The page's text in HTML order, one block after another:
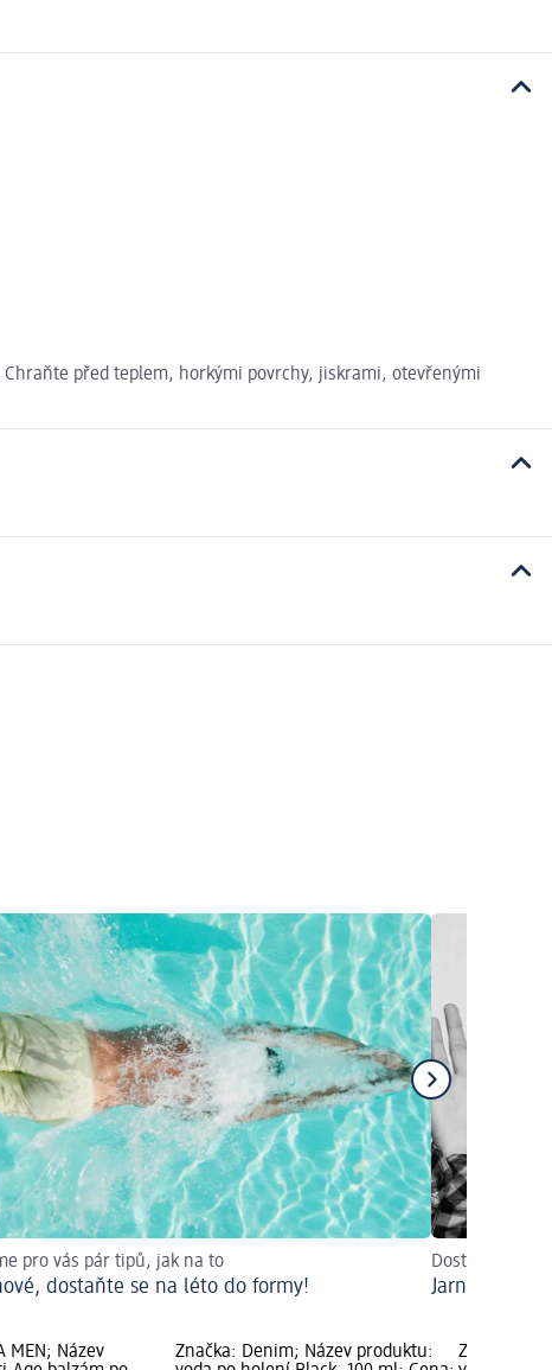
před teplem, horkými povrchy, jiskrami, otevřenými
pro vás pár tipů, jak na to
dostaňte se na léto do formy!
Dostaňte pleť
Jarní
MEN; Název
Značka: Denim; Název produktu:
Značka: